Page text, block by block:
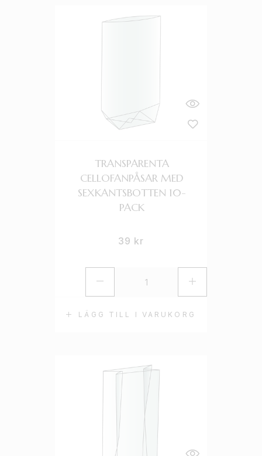
LÄGG TILL I VARUKORG
TRANSPARENTA
CELLOFANPÅSAR MED
SEXKANTSBOTTEN 10-
PACK
39 kr